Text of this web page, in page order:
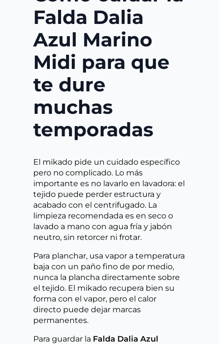
Falda Dalia
Azul Marino
Midi para que
te dure
muchas
temporadas
El mikado pide un cuidado específico
pero no complicado. Lo más
importante es no lavarlo en lavadora: el
tejido puede perder estructura y
acabado con el centrifugado. La
limpieza recomendada es en seco o
lavado a mano con agua fría y jabón
neutro, sin retorcer ni frotar.
Para planchar, usa vapor a temperatura
baja con un paño fino de por medio,
nunca la plancha directamente sobre
el tejido. El mikado recupera bien su
forma con el vapor, pero el calor
directo puede dejar marcas
permanentes.
Para guardar la Falda Dalia Azul